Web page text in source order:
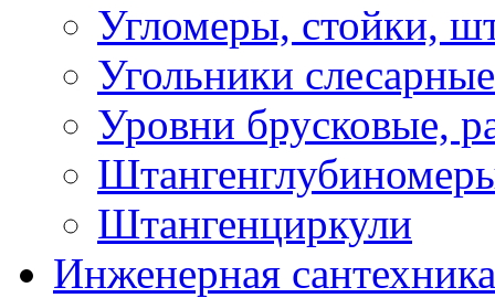
Угломеры, стойки,
Угольники слесарные
Уровни брусковые,
Штангенциркули
Инженерная сантехника